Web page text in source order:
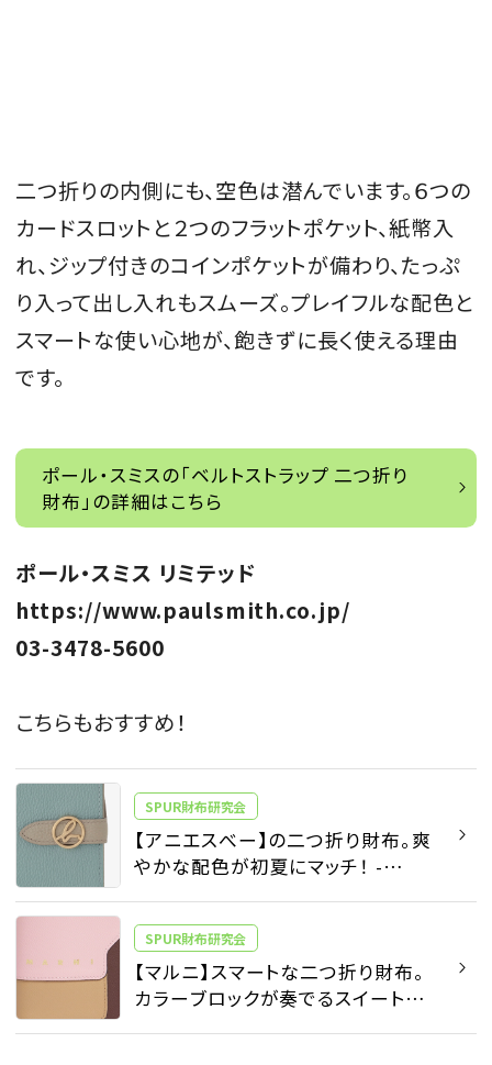
二つ折りの内側にも、空色は潜んでいます。６つの
カードスロットと２つのフラットポケット、紙幣入
れ、ジップ付きのコインポケットが備わり、たっぷ
り入って出し入れもスムーズ。プレイフルな配色と
スマートな使い心地が、飽きずに長く使える理由
です。
ポール・スミスの「ベルトストラップ 二つ折り
財布」の詳細はこちら
ポール・スミス リミテッド
https://www.paulsmith.co.jp/
03-3478-5600
こちらもおすすめ！
SPUR財布研究会
【アニエスべー】の二つ折り財布。爽
やかな配色が初夏にマッチ！ -
SPUR財布研究会
【マルニ】スマートな二つ折り財布。
カラーブロックが奏でるスイートモ